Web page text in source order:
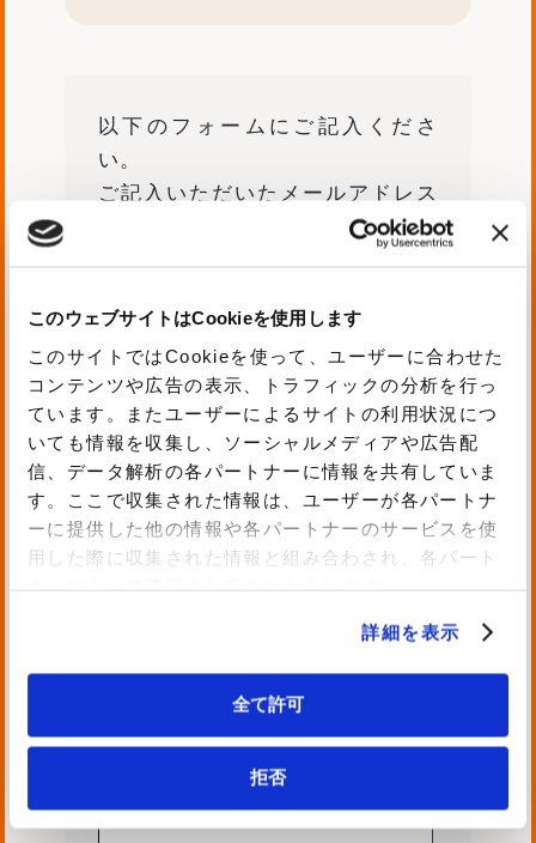
このウェブサイトはCookieを使用します
このサイトではCookieを使って、ユーザーに合わせた
コンテンツや広告の表示、トラフィックの分析を行っ
ています。またユーザーによるサイトの利用状況につ
いても情報を収集し、ソーシャルメディアや広告配
信、データ解析の各パートナーに情報を共有していま
す。ここで収集された情報は、ユーザーが各パートナ
ーに提供した他の情報や各パートナーのサービスを使
用した際に収集された情報と組み合わされ、各パート
詳細を表示
全て許可
拒否
資料ダウンロードの理由
メールアドレス
以下のフォームにご記入くださ
い。
ご記入いただいたメールアドレス
へダウンロード用のURLをお送り